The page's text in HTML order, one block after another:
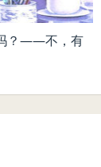
？——不，有